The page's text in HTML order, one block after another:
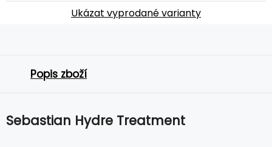
Ukázat vyprodané varianty
Popis zboží
Sebastian Hydre Treatment